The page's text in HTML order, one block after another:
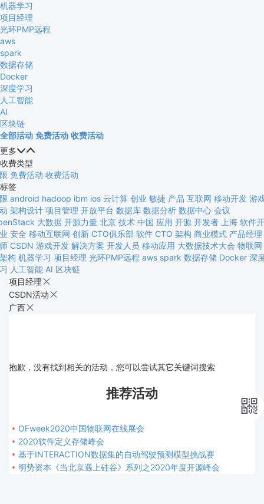
机器学习
项目经理
光环PMP远程
aws
spark
数据存储
Docker
深度学习
人工智能
AI
区块链
全部活动 免费活动 收费活动
更多
收费类型
免费活动 收费活动
标签
android hadoop ibm ios 云计算 创业 敏捷 产品 互联网 移动开发 游
架构设计 项目管理 开放平台 数据库 数据分析 数据中心 会议
大数据 开源力量 北京 技术 中国 应用 开源 开发者 上海 软件
安全 移动互联网 创新 CTO俱乐部 软件 CTO 架构 商业模式 产品经理
CSDN 游戏开发 解决方案 开发人员 移动应用 大数据技术大会 物联网
构 机器学习 项目经理 光环PMP远程 aws spark 数据存储 Docker 深
人工智能 AI 区块链
项目经理
CSDN活动
广西
抱歉，没有找到相关的活动，您可以尝试其它关键词搜索
推荐活动
 OFweek2020中国物联网在线展会
 2020软件定义存储峰会
 基于INTERACTION数据集的自动驾驶预测模型挑战赛
 明势资本《当北京遇上硅谷》系列之2020年度开源峰会
